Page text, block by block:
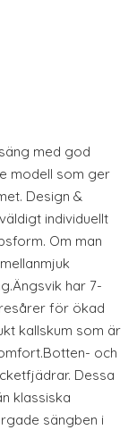
med god
modell som ger
Design &
individuellt
Om man
har 7-
för ökad
kallskum som är
och
Dessa
klassiska
sängben i